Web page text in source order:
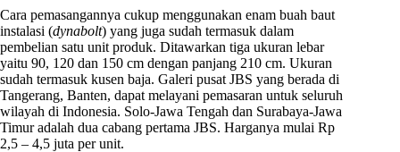
Cara pemasangannya cukup menggunakan enam buah baut
instalasi (dynabolt) yang juga sudah termasuk dalam
pembelian satu unit produk. Ditawarkan tiga ukuran lebar
yaitu 90, 120 dan 150 cm dengan panjang 210 cm. Ukuran
sudah termasuk kusen baja. Galeri pusat JBS yang berada di
Tangerang, Banten, dapat melayani pemasaran untuk seluruh
wilayah di Indonesia. Solo-Jawa Tengah dan Surabaya-Jawa
Timur adalah dua cabang pertama JBS. Harganya mulai Rp
2,5 – 4,5 juta per unit.